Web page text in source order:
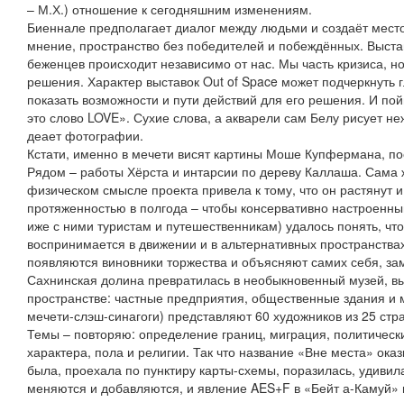
– М.Х.) отношение к сегодняшним изменениям.
Биеннале предполагает диалог между людьми и создаёт
мнение, пространство без победителей и побеждённых.
беженцев происходит независимо от нас. Мы часть кризиса,
решения. Характер выставок Out of Space может подчеркнуть
показать возможности и пути действий для его решения. И
это слово LOVE». Сухие слова, а акварели сам Белу рисует
деает фотографии.
Кстати, именно в мечети висят картины Моше Купфермана,
Рядом – работы Хёрста и интарсии по дереву Каллаша. Сама
физическом смысле проекта привела к тому, что он растянут
протяженностью в полгода – чтобы консервативно
иже с ними туристам и путешественникам) удалось понять,
воспринимается в движении и в альтернативных
появляются виновники торжества и объясняют самих себя,
Сахнинская долина превратилась в необыкновенный музей,
пространстве: частные предприятия, общественные здания и
мечети-слэш-синагоги) представляют 60 художников из 25
Темы – повторяю: определение границ, миграция,
характера, пола и религии. Так что название «Вне места»
была, проехала по пунктиру карты-схемы, поразилась,
меняются и добавляются, и явление AES+F в «Бейт а-Камуй»